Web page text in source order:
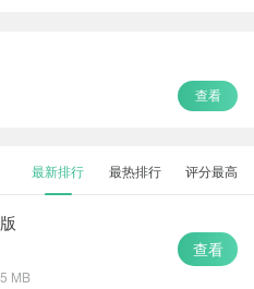
查看
最新排行 最热排行 评分最高
MB
查看